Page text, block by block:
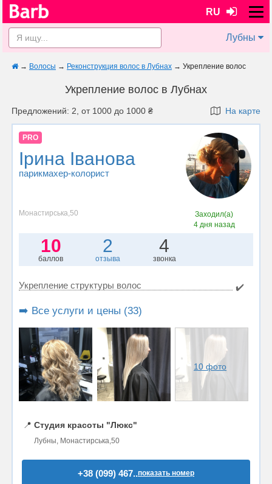
RU
Лубны
→ Волосы → Реконструкция волос в Лубнах → Укрепление волос
Укрепление волос в Лубнах
Предложений: 2, от 1000 до 1000 ₴ На карте
PRO
Ірина Іванова
парикмахер-колорист
Монастирська,50
Заходил(а)
4 дня назад
10
баллов
2
отзыва
4
звонка
Укрепление структуры волос ✔️
➡️ Все услуги и цены (33)
10 фото
📍 Студия красоты "Люкс"
Лубны, Монастирська,50
+38 (099) 467..показать номер